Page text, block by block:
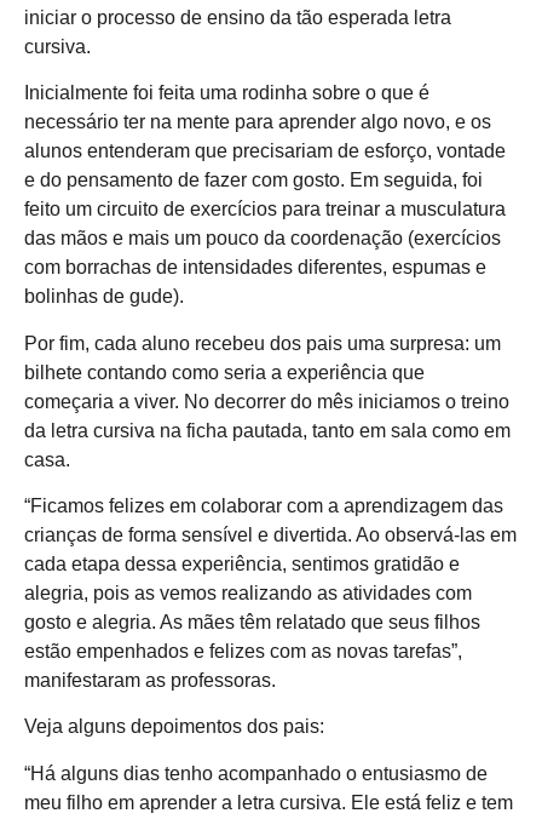
iniciar o processo de ensino da tão esperada letra
cursiva.
Inicialmente foi feita uma rodinha sobre o que é
necessário ter na mente para aprender algo novo, e os
alunos entenderam que precisariam de esforço, vontade
e do pensamento de fazer com gosto. Em seguida, foi
feito um circuito de exercícios para treinar a musculatura
das mãos e mais um pouco da coordenação (exercícios
com borrachas de intensidades diferentes, espumas e
bolinhas de gude).
Por fim, cada aluno recebeu dos pais uma surpresa: um
bilhete contando como seria a experiência que
começaria a viver. No decorrer do mês iniciamos o treino
da letra cursiva na ficha pautada, tanto em sala como em
casa.
“Ficamos felizes em colaborar com a aprendizagem das
crianças de forma sensível e divertida. Ao observá-las em
cada etapa dessa experiência, sentimos gratidão e
alegria, pois as vemos realizando as atividades com
gosto e alegria. As mães têm relatado que seus filhos
estão empenhados e felizes com as novas tarefas”,
manifestaram as professoras.
Veja alguns depoimentos dos pais:
“Há alguns dias tenho acompanhado o entusiasmo de
meu filho em aprender a letra cursiva. Ele está feliz e tem